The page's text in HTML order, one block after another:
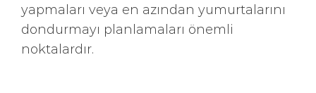
yapmaları veya en azından yumurtalarını
dondurmayı planlamaları önemli
noktalardır.